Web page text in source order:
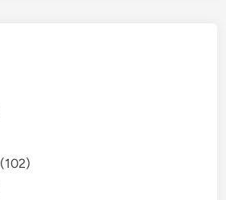
(102)